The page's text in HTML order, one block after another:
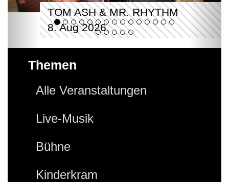
TOM ASH & MR. RHYTHM
8. Aug 2026
Themen
Alle Veranstaltungen
Live-Musik
Bühne
Kinderkram